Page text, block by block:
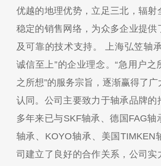
优越的地理优势，立足三北，辐射
稳定的销售网络，为众多企业提供
及可靠的技术支持。 上海弘笠轴承
诚信至上”的企业理念。“急用户之
之所想”的服务宗旨，逐渐赢得了
认同。公司主要致力于轴承品牌的
多年来已与SKF轴承、德国FAG轴
轴承、KOYO轴承、美国TIMKEN
司建立了良好的合作关系，公司实